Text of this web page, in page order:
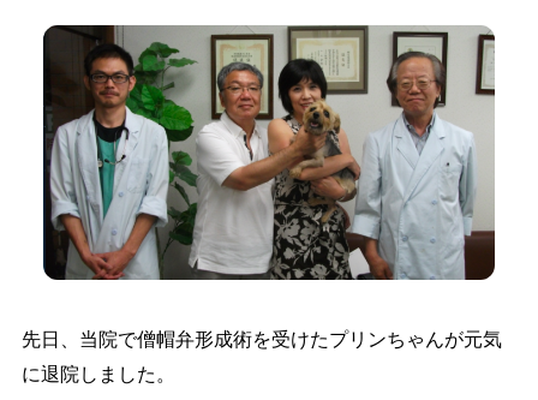
先日、当院で僧帽弁形成術を受けたプリンちゃんが元気
に退院しました。